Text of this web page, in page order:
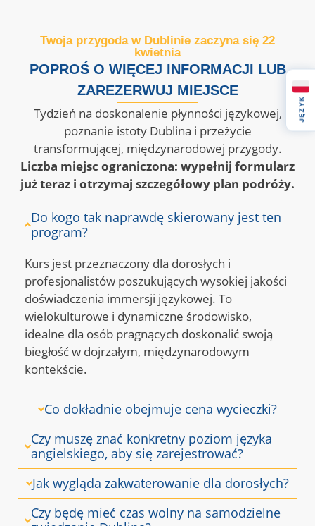
Twoja przygoda w Dublinie zaczyna się 22
kwietnia
POPROŚ O WIĘCEJ INFORMACJI LUB
ZAREZERWUJ MIEJSCE
Tydzień na doskonalenie płynności językowej,
poznanie istoty Dublina i przeżycie
transformującej, międzynarodowej przygody.
Liczba miejsc ograniczona: wypełnij formularz
już teraz i otrzymaj szczegółowy plan podróży.
Do kogo tak naprawdę skierowany jest ten
program?
Kurs jest przeznaczony dla dorosłych i
profesjonalistów poszukujących wysokiej jakości
doświadczenia immersji językowej. To
wielokulturowe i dynamiczne środowisko,
idealne dla osób pragnących doskonalić swoją
biegłość w dojrzałym, międzynarodowym
kontekście.
Co dokładnie obejmuje cena wycieczki?
Czy muszę znać konkretny poziom języka
angielskiego, aby się zarejestrować?
Jak wygląda zakwaterowanie dla dorosłych?
Czy będę mieć czas wolny na samodzielne
JĘZYK